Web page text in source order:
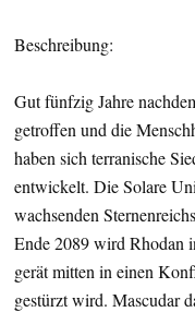
Beschreibung:
Gut fünfzig Jahre
getroffen und die
haben sich terranische
entwickelt. Die Solare
wachsenden
Ende 2089 wird Rhodan
gerät mitten in einen
gestürzt wird. Mascudar